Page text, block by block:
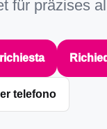
für präzises
telefono